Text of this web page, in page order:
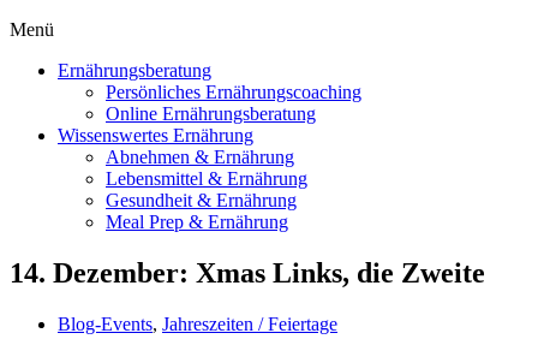
Menü
Ernährungsberatung
Persönliches Ernährungscoaching
Online Ernährungsberatung
Wissenswertes Ernährung
Abnehmen & Ernährung
Lebensmittel & Ernährung
Gesundheit & Ernährung
Meal Prep & Ernährung
14. Dezember: Xmas Links, die Zweite
Blog-Events, Jahreszeiten / Feiertage